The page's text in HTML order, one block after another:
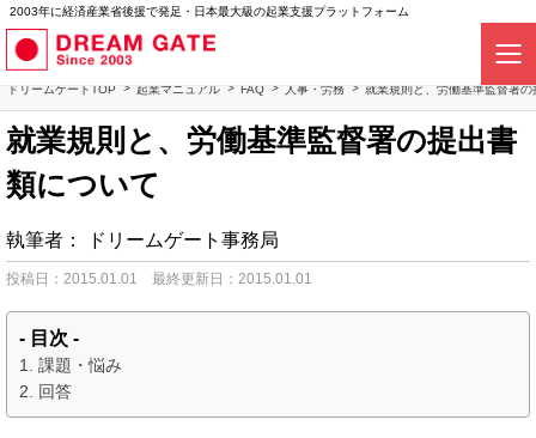
2003年に経済産業省後援で発足・日本最大級の起業支援プラットフォーム
ドリームゲートTOP 起業マニュアル FAQ 人事・労務 就業規則と、労働基準監督署
就業規則と、労働基準監督署の提出書
類について
執筆者： ドリームゲート事務局
投稿日：2015.01.01 最終更新日：2015.01.01
- 目次 -
課題・悩み
回答